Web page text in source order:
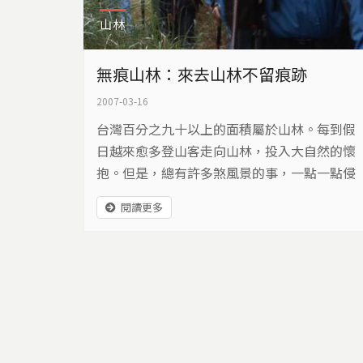
山林
無痕山林：來去山林不留痕跡
2007-03-16
台灣百分之九十以上的面積屬於山林。每到假
日越來愈多登山客走向山林，投入大自然的懷
抱。但是，總有許多煞風景的事，一點一點侵
蝕著山的寧靜美好。
閱讀更多